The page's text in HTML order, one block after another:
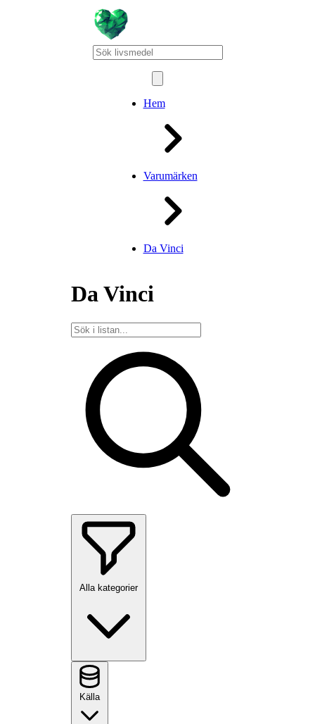
Hem
Varumärken
Da Vinci
Da Vinci
Alla kategorier
Källa